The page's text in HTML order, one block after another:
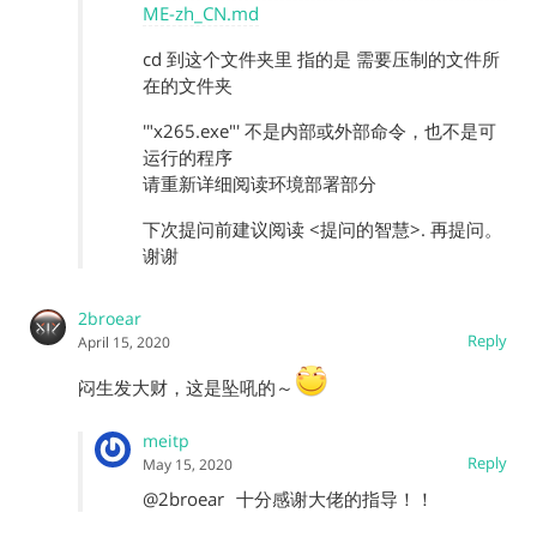
ME-zh_CN.md
cd 到这个文件夹里 指的是 需要压制的文件所
在的文件夹
'"x265.exe"' 不是内部或外部命令，也不是可
运行的程序
请重新详细阅读环境部署部分
下次提问前建议阅读 <提问的智慧>. 再提问。
谢谢
2broear
Reply
April 15, 2020
闷生发大财，这是坠吼的～
meitp
Reply
May 15, 2020
@2broear 十分感谢大佬的指导！！